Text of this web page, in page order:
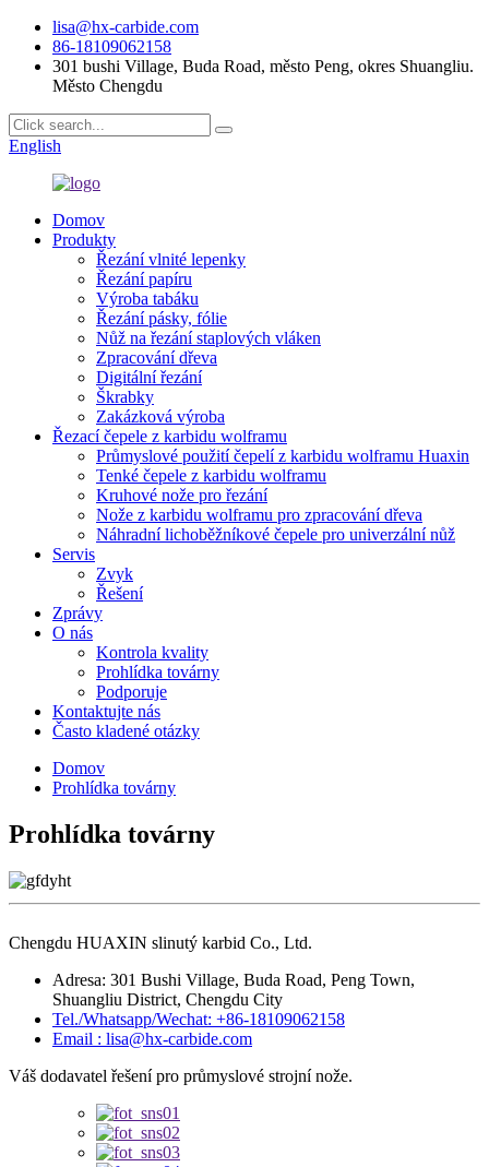
lisa@hx-carbide.com
86-18109062158
301 bushi Village, Buda Road, město Peng, okres Shuangliu.
Město Chengdu
English
Domov
Produkty
Řezání vlnité lepenky
Řezání papíru
Výroba tabáku
Řezání pásky, fólie
Nůž na řezání staplových vláken
Zpracování dřeva
Digitální řezání
Škrabky
Zakázková výroba
Řezací čepele z karbidu wolframu
Průmyslové použití čepelí z karbidu wolframu Huaxin
Tenké čepele z karbidu wolframu
Kruhové nože pro řezání
Nože z karbidu wolframu pro zpracování dřeva
Náhradní lichoběžníkové čepele pro univerzální nůž
Servis
Zvyk
Řešení
Zprávy
O nás
Kontrola kvality
Prohlídka továrny
Podporuje
Kontaktujte nás
Často kladené otázky
Domov
Prohlídka továrny
Prohlídka továrny
Chengdu HUAXIN slinutý karbid Co., Ltd.
Adresa: 301 Bushi Village, Buda Road, Peng Town,
Shuangliu District, Chengdu City
Tel./Whatsapp/Wechat: +86-18109062158
Email : lisa@hx-carbide.com
Váš dodavatel řešení pro průmyslové strojní nože.